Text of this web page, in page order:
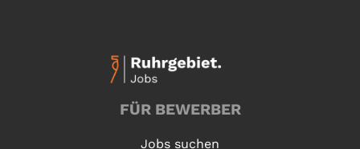
FÜR BEWERBER
Jobs suchen